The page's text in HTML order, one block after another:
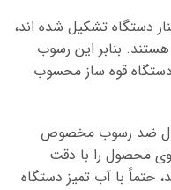
دستگاه تشکیل شده اند،
بنابر این رسوب
قوه ساز محسوب
ضد رسوب مخصوص
محصول را با دقت
حتماً با آب تمیز دستگاه